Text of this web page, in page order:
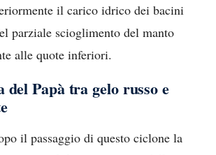
il carico idrico dei bacini
parziale scioglimento del manto
alle quote inferiori.
del Papà tra gelo russo e
il passaggio di questo ciclone la